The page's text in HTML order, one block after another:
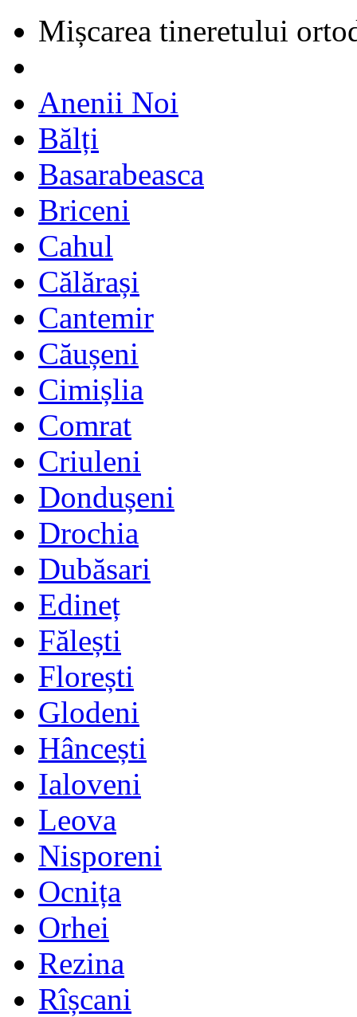
Mișcarea tineretului
Anenii Noi
Bălți
Basarabeasca
Briceni
Cahul
Călărași
Cantemir
Căușeni
Cimișlia
Comrat
Criuleni
Dondușeni
Drochia
Dubăsari
Edineț
Fălești
Florești
Glodeni
Hâncești
Ialoveni
Leova
Nisporeni
Ocnița
Orhei
Rezina
Rîșcani